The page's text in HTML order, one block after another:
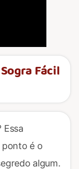
Fácil
Essa
ponto é o
algum.